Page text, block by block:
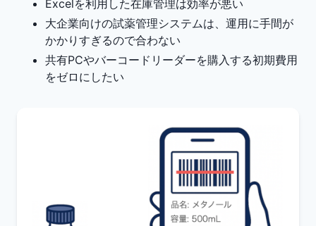
Excelを利用した在庫管理は効率が悪い
大企業向けの試薬管理システムは、運用に手間が
かかりすぎるので合わない
共有PCやバーコードリーダーを購入する初期費用
をゼロにしたい